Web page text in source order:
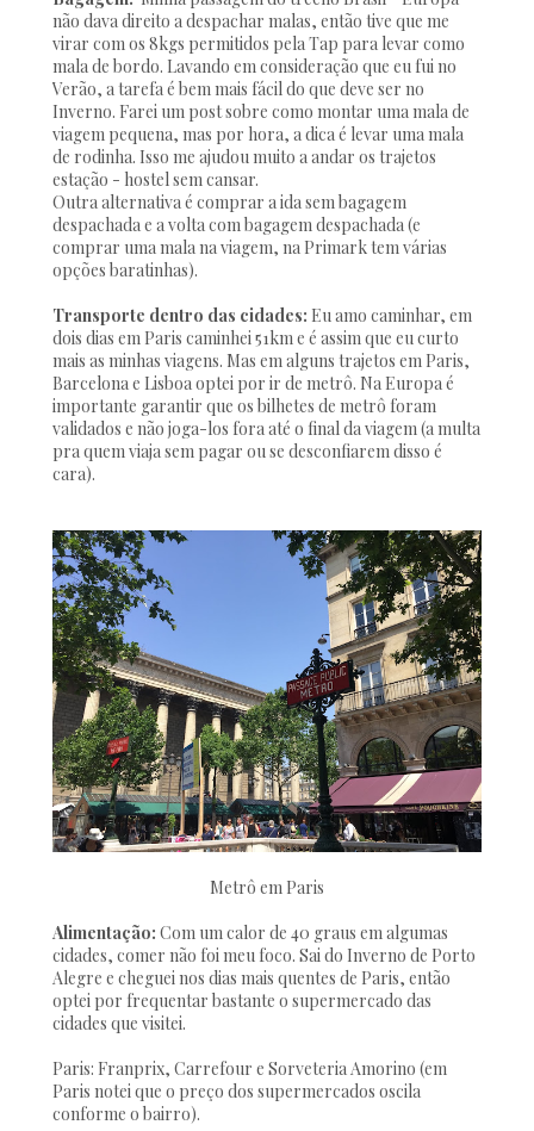
não dava direito a despachar malas, então tive que me
virar com os 8kgs permitidos pela Tap para levar como
mala de bordo. Lavando em consideração que eu fui no
Verão, a tarefa é bem mais fácil do que deve ser no
Inverno. Farei um post sobre como montar uma mala de
viagem pequena, mas por hora, a dica é levar uma mala
de rodinha. Isso me ajudou muito a andar os trajetos
estação - hostel sem cansar.
Outra alternativa é comprar a ida sem bagagem
despachada e a volta com bagagem despachada (e
comprar uma mala na viagem, na Primark tem várias
opções baratinhas).
Transporte dentro das cidades: Eu amo caminhar, em
dois dias em Paris caminhei 51km e é assim que eu curto
mais as minhas viagens. Mas em alguns trajetos em Paris,
Barcelona e Lisboa optei por ir de metrô. Na Europa é
importante garantir que os bilhetes de metrô foram
validados e não joga-los fora até o final da viagem (a multa
pra quem viaja sem pagar ou se desconfiarem disso é
cara).
Metrô em Paris
Alimentação: Com um calor de 40 graus em algumas
cidades, comer não foi meu foco. Sai do Inverno de Porto
Alegre e cheguei nos dias mais quentes de Paris, então
optei por frequentar bastante o supermercado das
cidades que visitei.
Paris: Franprix, Carrefour e Sorveteria Amorino (em
Paris notei que o preço dos supermercados oscila
conforme o bairro).